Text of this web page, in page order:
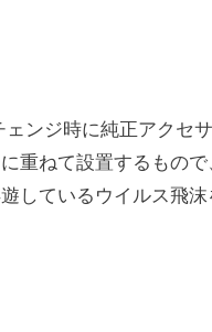
ンジ時に純正アクセ
重ねて設置するもの
しているウイルス飛